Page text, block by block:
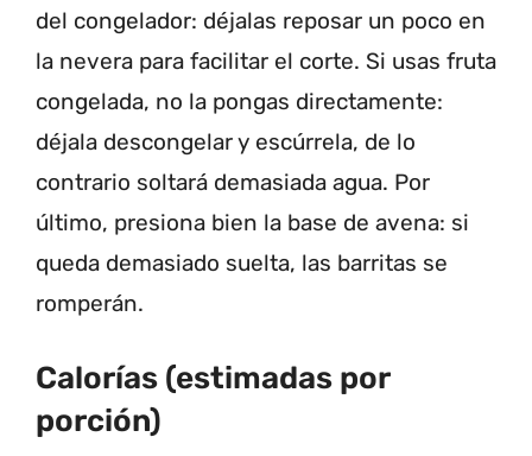
del congelador: déjalas reposar un poco en
la nevera para facilitar el corte. Si usas fruta
congelada, no la pongas directamente:
déjala descongelar y escúrrela, de lo
contrario soltará demasiada agua. Por
último, presiona bien la base de avena: si
queda demasiado suelta, las barritas se
romperán.
Calorías (estimadas por
porción)